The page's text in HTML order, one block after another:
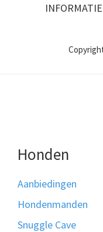
INFORMATIE
Honden
Aanbiedingen
Hondenmanden
Snuggle Cave